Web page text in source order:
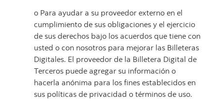
o Para ayudar a su proveedor externo en el
cumplimiento de sus obligaciones y el ejercicio
de sus derechos bajo los acuerdos que tiene con
usted o con nosotros para mejorar las Billeteras
Digitales. El proveedor de la Billetera Digital de
Terceros puede agregar su información o
hacerla anónima para los fines establecidos en
sus políticas de privacidad o términos de uso.